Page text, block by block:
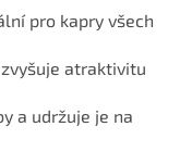
pro kapry všech
atraktivitu
a udržuje je na